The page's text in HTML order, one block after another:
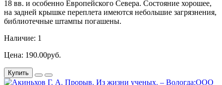
18 вв. и особенно Европейского Севера. Состояние хорошее,
на задней крышке переплета имеются небольшие загрязнения,
библиотечные штампы погашены.
Наличие: 1
Цена: 190.00руб.
Купить